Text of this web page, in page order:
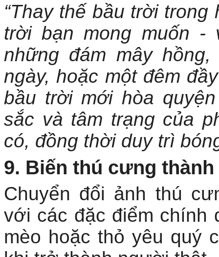
“Thay thế bầu trời
trời bạn mong muốn
những đám mây
ngày, hoặc một đêm
bầu trời mới hòa
sắc và tâm trạng của
có, đồng thời duy trì
9. Biến thú cưng
Chuyển đổi ảnh thú
với các đặc điểm chính
mèo hoặc thỏ yêu quý